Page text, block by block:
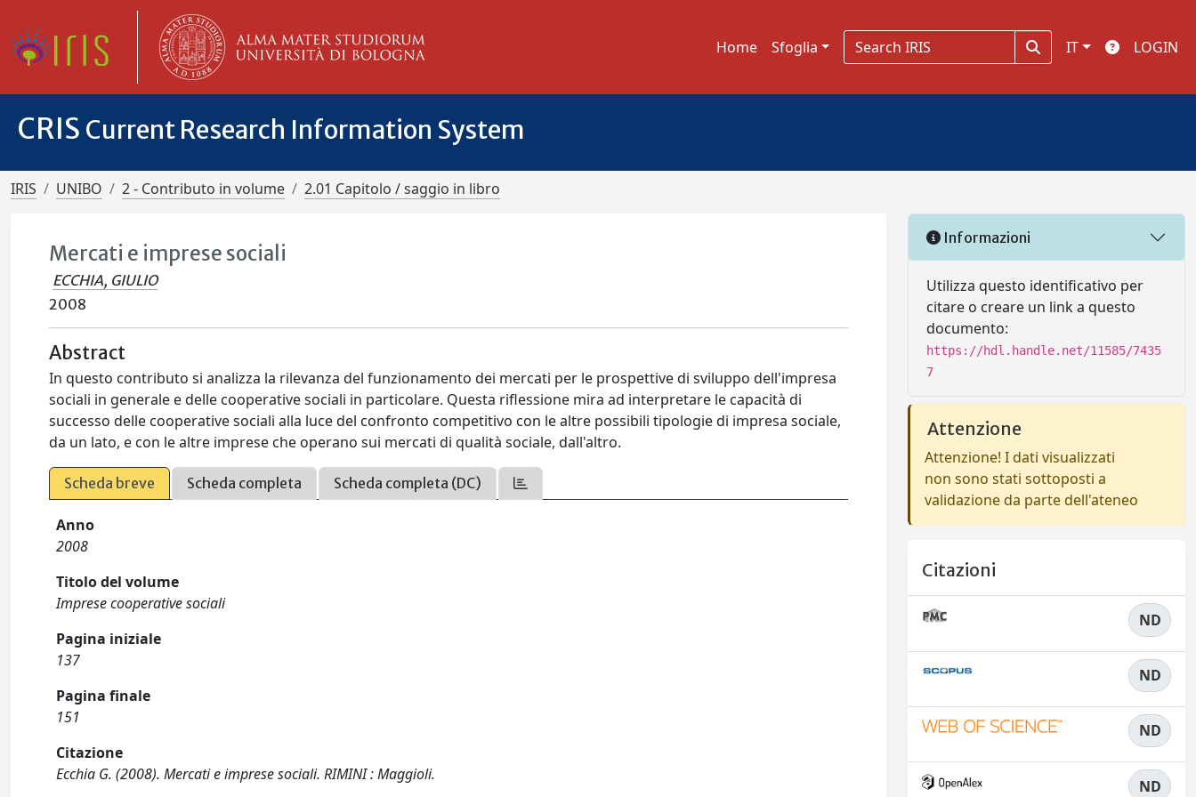
Home Sfoglia IT LOGIN
CRIS Current Research Information System
IRIS UNIBO 2 - Contributo in volume 2.01 Capitolo / saggio in libro
Mercati e imprese sociali
ECCHIA, GIULIO
2008
Abstract
In questo contributo si analizza la rilevanza del funzionamento dei mercati per le prospettive di sviluppo dell'impresa
sociali in generale e delle cooperative sociali in particolare. Questa riflessione mira ad interpretare le capacità di
successo delle cooperative sociali alla luce del confronto competitivo con le altre possibili tipologie di impresa sociale,
da un lato, e con le altre imprese che operano sui mercati di qualità sociale, dall'altro.
Scheda breve Scheda completa Scheda completa (DC)
Anno
2008
Titolo del volume
Imprese cooperative sociali
Pagina iniziale
137
Pagina finale
151
Citazione
Ecchia G. (2008). Mercati e imprese sociali. RIMINI : Maggioli.
Informazioni
Utilizza questo identificativo per
citare o creare un link a questo
documento:
https://hdl.handle.net/11585/7435
7
Attenzione
Attenzione! I dati visualizzati
non sono stati sottoposti a
validazione da parte dell'ateneo
Citazioni
ND
ND
ND
ND